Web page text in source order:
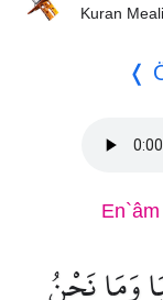
Kuran Meali
❬
En`âm
وَمَا نَحْنُ